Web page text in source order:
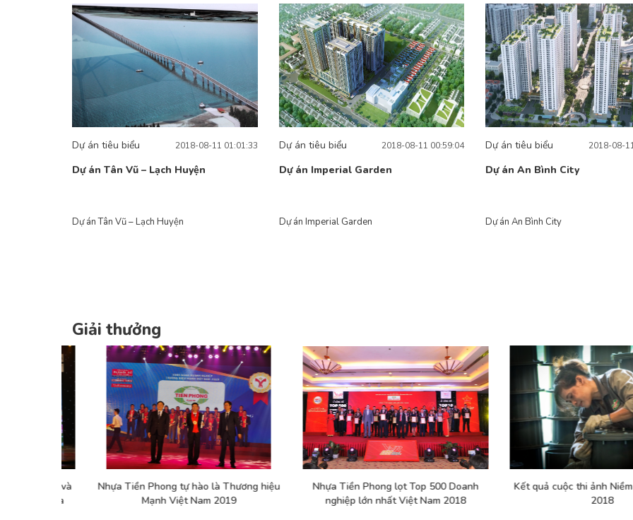
Dự án tiêu biểu 2018-08-11 01:01:33
Dự án Tân Vũ – Lạch Huyện
Dự án Tân Vũ – Lạch Huyện
Dự án tiêu biểu 2018-08-11 00:59:04
Dự án Imperial Garden
Dự án Imperial Garden
Dự án tiêu biểu 2018-08-
Dự án An Bình City
Dự án An Bình City
Giải thưởng
Nhựa Tiền Phong tự hào là Thương hiệu
Mạnh Việt Nam 2019
Nhựa Tiền Phong lọt Top 500 Doanh
nghiệp lớn nhất Việt Nam 2018
Kết quả cuộc thi ảnh Niềm vui